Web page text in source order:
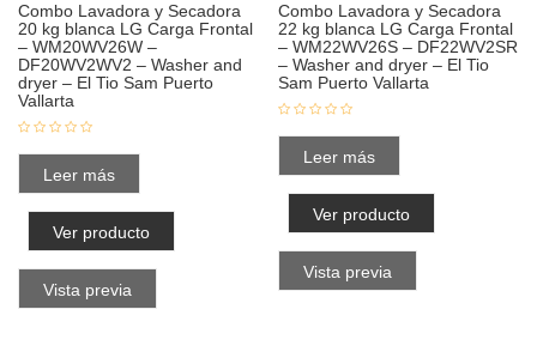
Combo Lavadora y Secadora
20 kg blanca LG Carga Frontal
– WM20WV26W –
DF20WV2WV2 – Washer and
dryer – El Tio Sam Puerto
Vallarta
Leer más
Ver producto
Vista previa
Combo Lavadora y Secadora
22 kg blanca LG Carga Frontal
– WM22WV26S – DF22WV2SR
– Washer and dryer – El Tio
Sam Puerto Vallarta
Leer más
Ver producto
Vista previa